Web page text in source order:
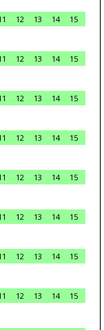
12 13 14
15
12 13 14
15
12 13 14
15
12 13 14
15
12 13 14
15
12 13 14
15
12 13 14
15
12 13 14
15